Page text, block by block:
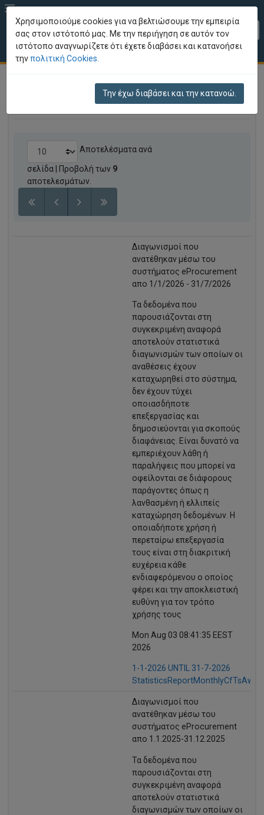
EL
Περιοχή Πληροφοριών
Αποτελέσματα ανά
σελίδα | Προβολή των 9
αποτελεσμάτων.
Διαγωνισμοί που
ανατέθηκαν μέσω του
συστήματος eProcurement
απo 1/1/2026 - 31/7/2026
Τα δεδομένα που
παρουσιάζονται στη
συγκεκριμένη αναφορά
αποτελούν στατιστικά
διαγωνισμών των οποίων οι
αναθέσεις έχουν
καταχωρηθεί στο σύστημα,
δεν έχουν τύχει
οποιασδήποτε
επεξεργασίας και
δημοσιεύονται για σκοπούς
διαφάνειας. Είναι δυνατό να
εμπεριέχουν λάθη ή
παραλήψεις που μπορεί να
οφείλονται σε διάφορους
παράγοντες όπως η
λανθασμένη ή ελλιπείς
καταχώρηση δεδομένων. Η
οποιαδήποτε χρήση ή
περεταίρω επεξεργασία
τους είναι στη διακριτική
ευχέρεια κάθε
ενδιαφερόμενου ο οποίος
φέρει και την αποκλειστική
ευθύνη για τον τρόπο
χρήσης τους
Mon Aug 03 08:41:35 EEST
2026
1-1-2026 UNTIL 31-7-2026
Διαγωνισμοί που
ανατέθηκαν μέσω του
συστήματος eProcurement
απo 1.1.2025-31.12.2025
Τα δεδομένα που
παρουσιάζονται στη
συγκεκριμένη αναφορά
αποτελούν στατιστικά
διαγωνισμών των οποίων οι
Χρησιμοποιούμε cookies για να βελτιώσουμε την εμπειρία
σας στον ιστότοπό μας. Με την περιήγηση σε αυτόν τον
ιστότοπο αναγνωρίζετε ότι έχετε διαβάσει και κατανοήσει
τηνπολιτική Cookies.
Την έχω διαβάσει και την κατανοώ.